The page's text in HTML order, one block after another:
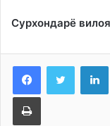
Сурхондарё
Print